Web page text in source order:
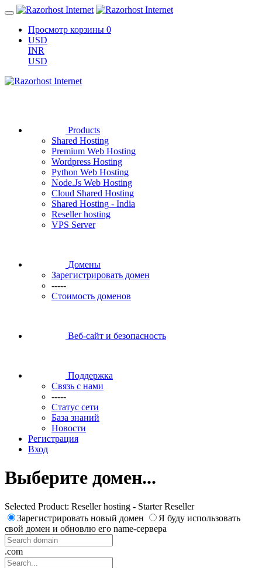
Просмотр корзины 0
USD
INR
USD
Products
Shared Hosting
Premium Web Hosting
Wordpress Hosting
Python Web Hosting
Node.Js Web Hosting
Cloud Shared Hosting
Shared Hosting - India
Reseller hosting
VPS Server
Домены
Зарегистрировать домен
-----
Стоимость доменов
Веб-сайт и безопасность
Поддержка
Связь с нами
-----
Статус сети
База знаний
Новости
Регистрация
Вход
Выберите домен...
Selected Product: Reseller hosting - Starter Reseller
Зарегистрировать новый домен
Я буду использовать
свой домен и обновлю его name-сервера
.com